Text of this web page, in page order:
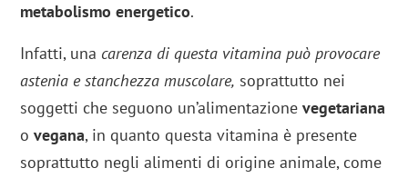
metabolismo energetico.
Infatti, una carenza di questa vitamina può provocare
astenia e stanchezza muscolare, soprattutto nei
soggetti che seguono un’alimentazionevegetariana
ovegana, in quanto questa vitamina è presente
soprattutto negli alimenti di origine animale, come